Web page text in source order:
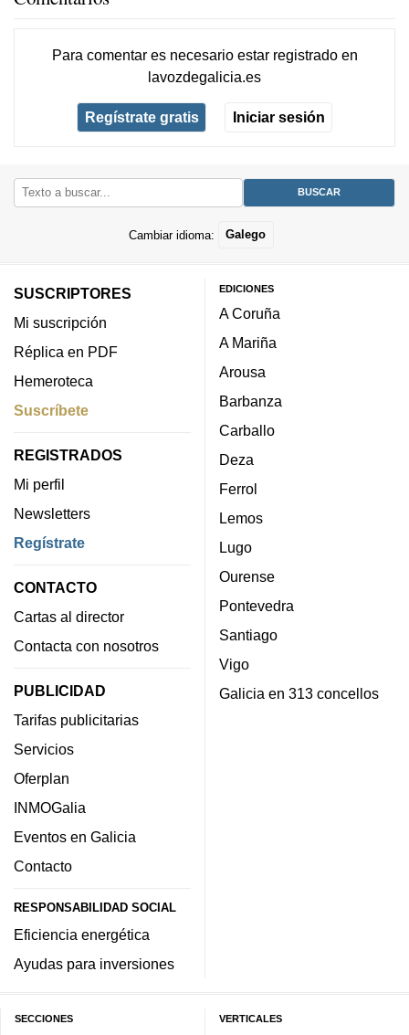
Para comentar es necesario estar registradoen
lavozdegalicia.es
Regístrate gratis Iniciar sesión
Cambiar idioma: Galego
SUSCRIPTORES
Mi suscripción
Réplica en PDF
Hemeroteca
Suscríbete
REGISTRADOS
Mi perfil
Newsletters
Regístrate
CONTACTO
Cartas al director
Contacta con nosotros
PUBLICIDAD
Tarifas publicitarias
Servicios
Oferplan
INMOGalia
Eventos en Galicia
Contacto
RESPONSABILIDAD SOCIAL
Eficiencia energética
Ayudas para inversiones
EDICIONES
A Coruña
A Mariña
Arousa
Barbanza
Carballo
Deza
Ferrol
Lemos
Lugo
Ourense
Pontevedra
Santiago
Vigo
Galicia en 313 concellos
SECCIONES VERTICALES